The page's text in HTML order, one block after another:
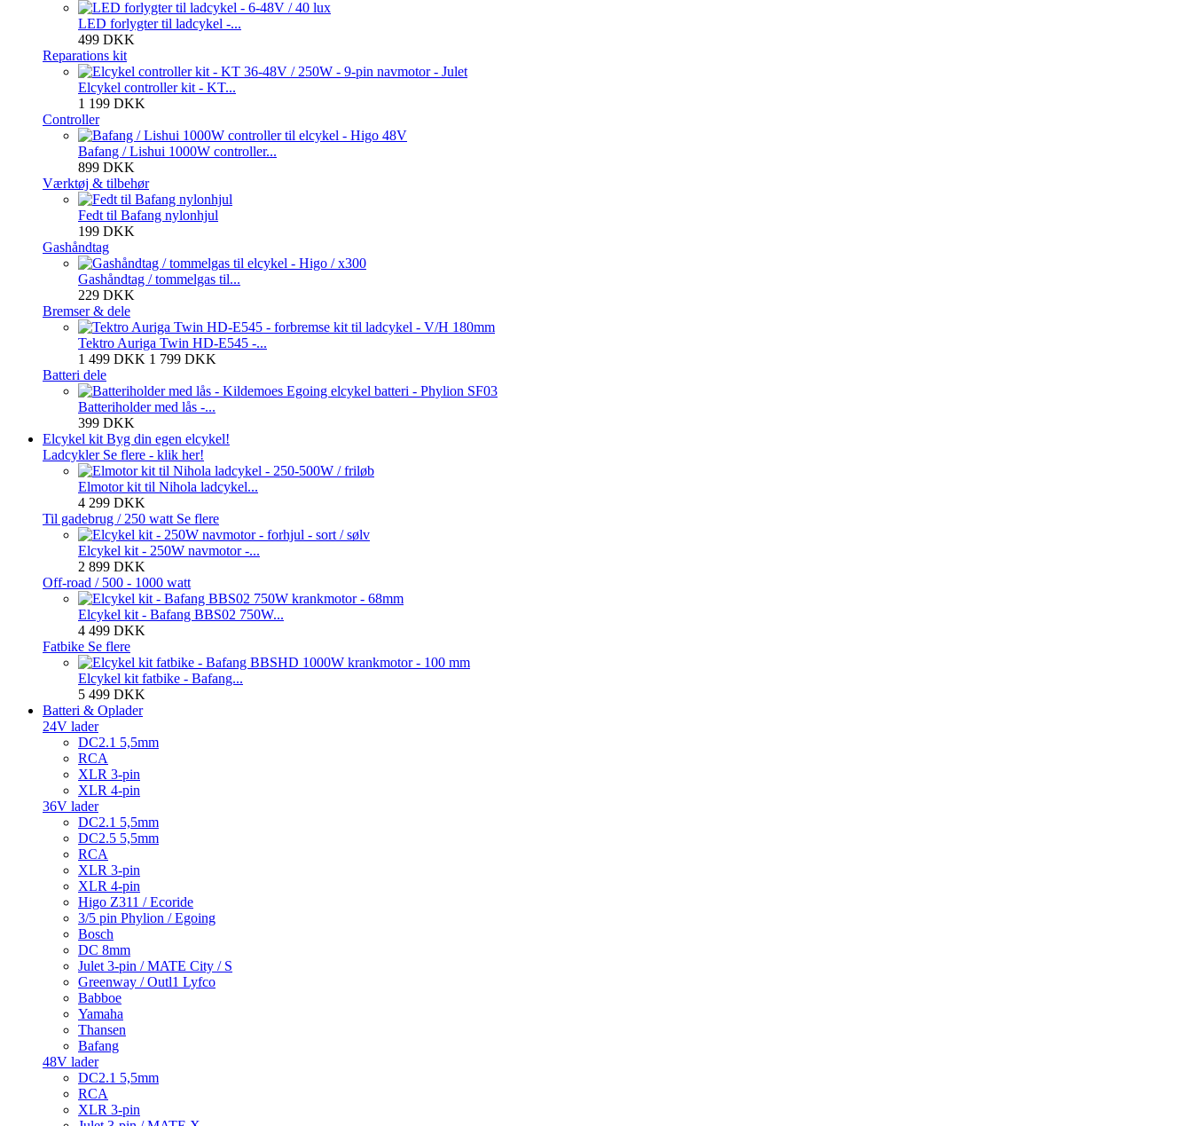
LED forlygter til ladcykel -...
499 DKK
Reparations kit
Elcykel controller kit - KT...
1 199 DKK
Controller
Bafang / Lishui 1000W controller...
899 DKK
Værktøj & tilbehør
Fedt til Bafang nylonhjul
199 DKK
Gashåndtag
Gashåndtag / tommelgas til...
229 DKK
Bremser & dele
Tektro Auriga Twin HD-E545 -...
1 499 DKK 1 799 DKK
Batteri dele
Batteriholder med lås -...
399 DKK
Elcykel kit Byg din egen elcykel!
Ladcykler Se flere - klik her!
Elmotor kit til Nihola ladcykel...
4 299 DKK
Til gadebrug / 250 watt Se flere
Elcykel kit - 250W navmotor -...
2 899 DKK
Off-road / 500 - 1000 watt
Elcykel kit - Bafang BBS02 750W...
4 499 DKK
Fatbike Se flere
Elcykel kit fatbike - Bafang...
5 499 DKK
Batteri & Oplader
24V lader
DC2.1 5,5mm
RCA
XLR 3-pin
XLR 4-pin
36V lader
DC2.1 5,5mm
DC2.5 5,5mm
RCA
XLR 3-pin
XLR 4-pin
Higo Z311 / Ecoride
3/5 pin Phylion / Egoing
Bosch
DC 8mm
Julet 3-pin / MATE City / S
Greenway / Outl1 Lyfco
Babboe
Yamaha
Thansen
Bafang
48V lader
DC2.1 5,5mm
RCA
XLR 3-pin